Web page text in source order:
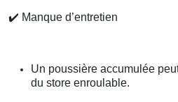
✔️ Manque d’entretien
Un poussière accumulée
du store enroulable.